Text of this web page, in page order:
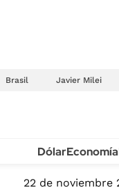
Brasil Javier Milei
DólarEconomía
22 de noviembre